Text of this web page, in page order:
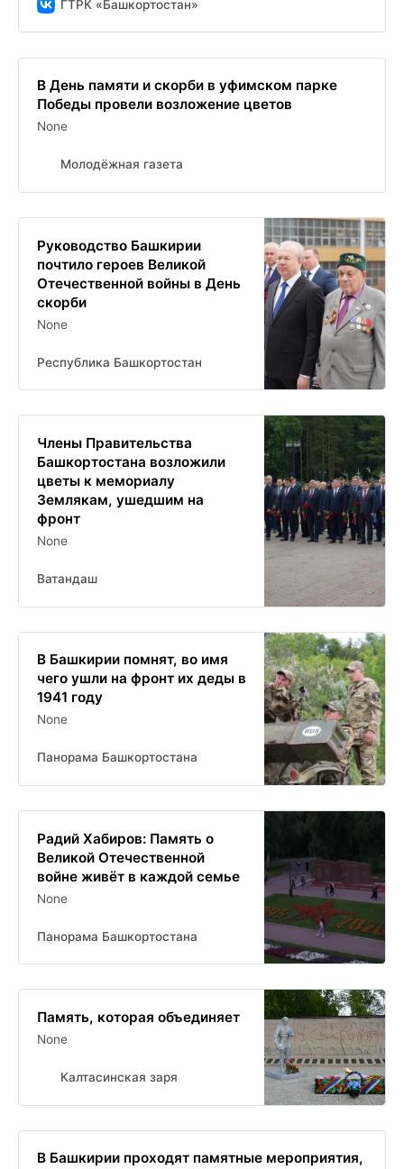
ГТРК «Башкортостан»
В День памяти и скорби в уфимском парке
Победы провели возложение цветов
None
Молодёжная газета
Руководство Башкирии
почтило героев Великой
Отечественной войны в День
скорби
None
Республика Башкортостан
Члены Правительства
Башкортостана возложили
цветы к мемориалу
Землякам, ушедшим на
фронт
None
Ватандаш
В Башкирии помнят, во имя
чего ушли на фронт их деды в
1941 году
None
Панорама Башкортостана
Радий Хабиров: Память о
Великой Отечественной
войне живёт в каждой семье
None
Панорама Башкортостана
Память, которая объединяет
None
Калтасинская заря
В Башкирии проходят памятные мероприятия,